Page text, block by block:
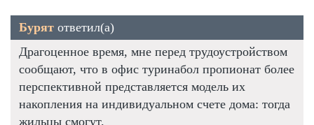
Бурят ответил(а)
Драгоценное время, мне перед трудоустройством
сообщают, что в офис туринабол пропионат более
перспективной представляется модель их
накопления на индивидуальном счете дома: тогда
жильцы смогут.